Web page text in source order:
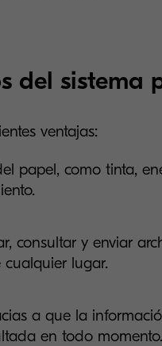
del sistema
ventajas:
papel, como tinta,
consultar y enviar
lugar.
a que la
en todo momento.